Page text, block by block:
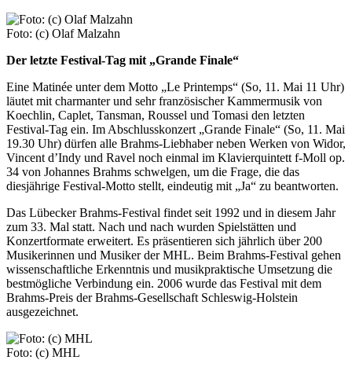
Foto: (c) Olaf Malzahn
Der letzte Festival-Tag mit „Grande Finale“
Eine Matinée unter dem Motto „Le Printemps“ (So, 11. Mai 11 Uhr)
läutet mit charmanter und sehr französischer Kammermusik von
Koechlin, Caplet, Tansman, Roussel und Tomasi den letzten
Festival-Tag ein. Im Abschlusskonzert „Grande Finale“ (So, 11. Mai
19.30 Uhr) dürfen alle Brahms-Liebhaber neben Werken von Widor,
Vincent d’Indy und Ravel noch einmal im Klavierquintett f-Moll op.
34 von Johannes Brahms schwelgen, um die Frage, die das
diesjährige Festival-Motto stellt, eindeutig mit „Ja“ zu beantworten.
Das Lübecker Brahms-Festival findet seit 1992 und in diesem Jahr
zum 33. Mal statt. Nach und nach wurden Spielstätten und
Konzertformate erweitert. Es präsentieren sich jährlich über 200
Musikerinnen und Musiker der MHL. Beim Brahms-Festival gehen
wissenschaftliche Erkenntnis und musikpraktische Umsetzung die
bestmögliche Verbindung ein. 2006 wurde das Festival mit dem
Brahms-Preis der Brahms-Gesellschaft Schleswig-Holstein
ausgezeichnet.
Foto: (c) MHL